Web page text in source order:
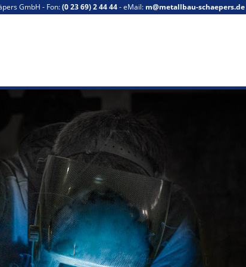
GmbH - Fon:(0 23 69) 2 44 44- eMail: m@metallbau-schaepers.de